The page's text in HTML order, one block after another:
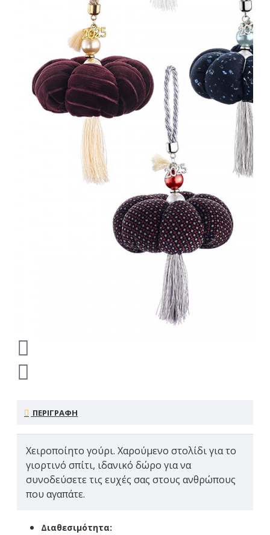
ΠΕΡΙΓΡΑΦΗ
Χειροποίητο γούρι. Χαρούμενο στολίδι για το
γιορτινό σπίτι, ιδανικό δώρο για να
συνοδεύσετε τις ευχές σας στους ανθρώπους
που αγαπάτε.
Διαθεσιμότητα: